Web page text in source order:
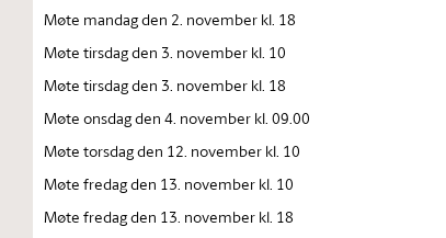
Møte mandag den 2. november kl. 18
Møte tirsdag den 3. november kl. 10
Møte tirsdag den 3. november kl. 18
Møte onsdag den 4. november kl. 09.00
Møte torsdag den 12. november kl. 10
Møte fredag den 13. november kl. 10
Møte fredag den 13. november kl. 18